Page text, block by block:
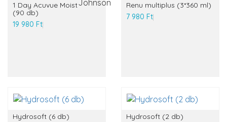
1 Day Acuvue Moist
(90 db)
19 980 Ft
Renu multiplus (3*360 ml)
7 980 Ft
Hydrosoft (6 db)
Hydrosoft (2 db)